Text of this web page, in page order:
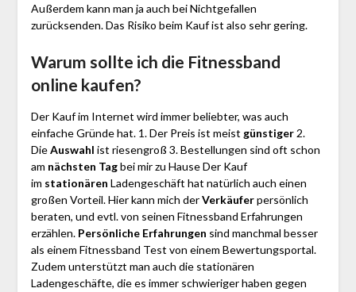
Außerdem kann man ja auch bei Nichtgefallen
zurücksenden. Das Risiko beim Kauf ist also sehr gering.
Warum sollte ich die Fitnessband
online kaufen?
Der Kauf im Internet wird immer beliebter, was auch
einfache Gründe hat. 1. Der Preis ist meist günstiger2.
DieAuswahl ist riesengroß 3. Bestellungen sind oft schon
am nächsten Tagbei mir zu Hause Der Kauf
im stationären Ladengeschäft hat natürlich auch einen
großen Vorteil. Hier kann mich derVerkäuferpersönlich
beraten, und evtl. von seinen Fitnessband Erfahrungen
erzählen. Persönliche Erfahrungen sind manchmal besser
als einem Fitnessband Test von einem Bewertungsportal.
Zudem unterstützt man auch die stationären
Ladengeschäfte, die es immer schwieriger haben gegen